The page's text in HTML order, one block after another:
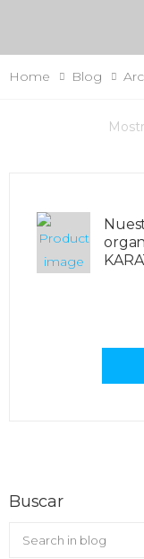
Home Blog
Buscar
Buscar en el blog